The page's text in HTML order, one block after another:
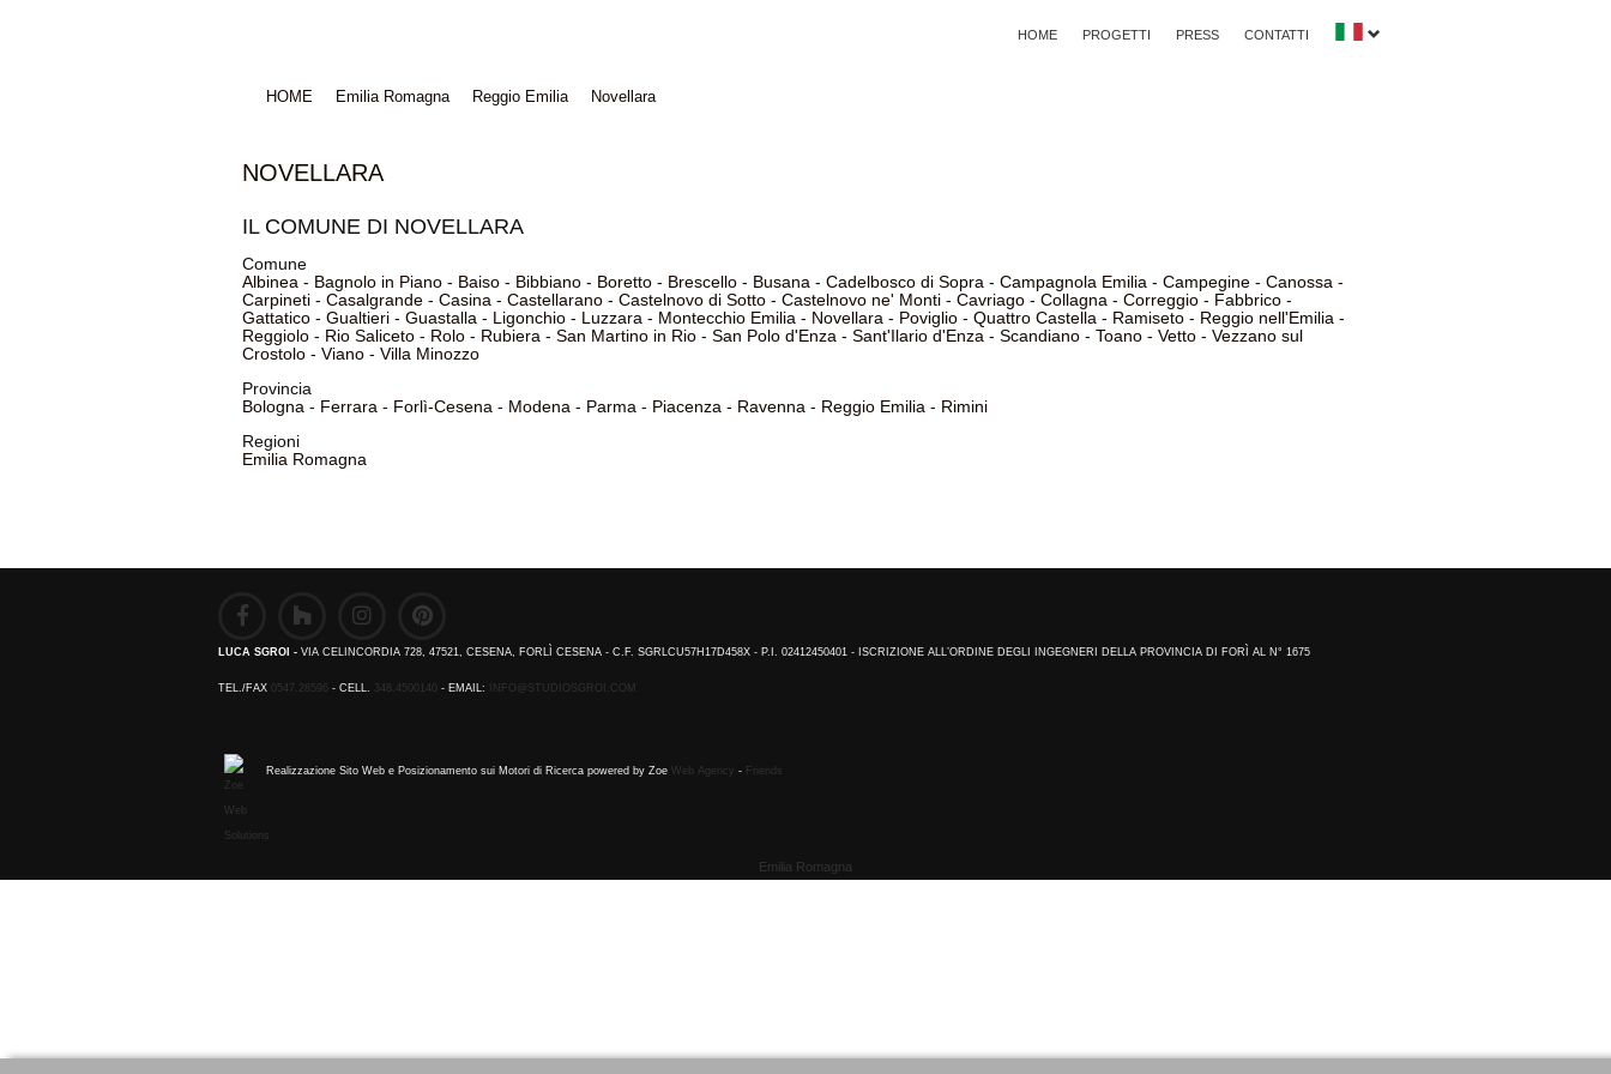
HOME PROGETTI PRESS CONTATTI
HOME Emilia Romagna Reggio Emilia Novellara
NOVELLARA
IL COMUNE DI NOVELLARA
Comune
Albinea- Bagnolo in Piano- Baiso- Bibbiano- Boretto- Brescello- Busana- Cadelbosco di Sopra- Campagnola Emilia- Campegine- Canossa-
Carpineti- Casalgrande- Casina- Castellarano- Castelnovo di Sotto- Castelnovo ne' Monti- Cavriago- Collagna- Correggio- Fabbrico-
Gattatico- Gualtieri- Guastalla- Ligonchio- Luzzara- Montecchio Emilia- Novellara- Poviglio- Quattro Castella- Ramiseto- Reggio nell'Emilia-
Reggiolo- Rio Saliceto- Rolo- Rubiera- San Martino in Rio- San Polo d'Enza- Sant'Ilario d'Enza- Scandiano- Toano- Vetto- Vezzano sul
Crostolo- Viano- Villa Minozzo
Provincia
Bologna- Ferrara- Forlì-Cesena- Modena- Parma- Piacenza- Ravenna- Reggio Emilia- Rimini
Regioni
Emilia Romagna
LUCA SGROI - VIA CELINCORDIA 728, 47521, CESENA, FORLÌ CESENA - C.F. SGRLCU57H17D458X - P.I. 02412450401 - ISCRIZIONE ALL’ORDINE DEGLI INGEGNERI DELLA PROVINCIA DI FORÌ AL N° 1675
TEL./FAX 0547.28596 - CELL. 348.4500140 - EMAIL: INFO@STUDIOSGROI.COM
Realizzazione Sito Web e Posizionamento sui Motori di Ricerca powered by Zoe Web Agency - Friends
Emilia Romagna